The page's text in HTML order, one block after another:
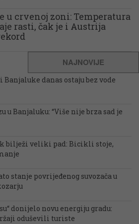
u crvenoj zoni: Temperatura
rasti, čak je i Austrija
NAJNOVIJE
danas ostaju bez vode
u Banjaluku: “Više nije brza sad je
bilježi veliki pad: Bicikli stoje,
stanje povrijeđenog suvozača u
donijelo novu energiju gradu:
oduševili turiste